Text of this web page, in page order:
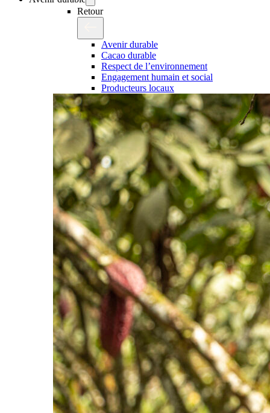
Retour
Avenir durable
Cacao durable
Respect de l’environnement
Engagement humain et social
Producteurs locaux